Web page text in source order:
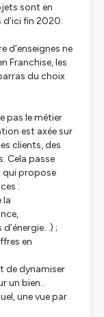
sont en
fin 2020.
d’enseignes ne
Franchise, les
du choix
pas le métier
est axée sur
clients, des
Cela passe
qui propose
:
la
;
en
de dynamiser
un bien..
une vue par